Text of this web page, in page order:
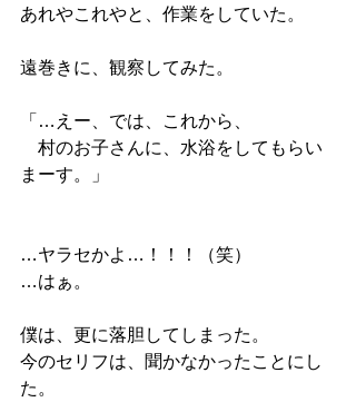
あれやこれやと、作業をしていた。
遠巻きに、観察してみた。
「…えー、では、これから、
村のお子さんに、水浴をしてもらい
まーす。」
…ヤラセかよ…！！！（笑）
…はぁ。
僕は、更に落胆してしまった。
今のセリフは、聞かなかったことにし
た。